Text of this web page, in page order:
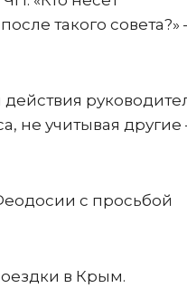
такого совета?»
не учитывая другие
с просьбой
в Крым.